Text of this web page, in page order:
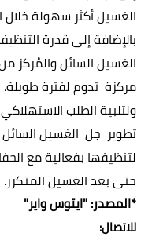
الغسيل أكثر سهولة
بالإضافة إلى قدرة
الغسيل السائل والمُركز
مركزة تدوم لفترة طويلة.
ولتلبية الطلب
تطوير جل الغسيل
لتنظيفها بفعالية مع
حتى بعد الغسيل المتكرر.
*المصدر:"ايتوس واير"
للاتصال: